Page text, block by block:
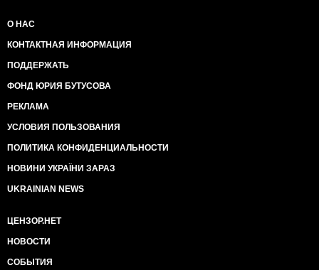
О НАС
КОНТАКТНАЯ ИНФОРМАЦИЯ
ПОДДЕРЖАТЬ
ФОНД ЮРИЯ БУТУСОВА
РЕКЛАМА
УСЛОВИЯ ПОЛЬЗОВАНИЯ
ПОЛИТИКА КОНФИДЕНЦИАЛЬНОСТИ
НОВИНИ УКРАЇНИ ЗАРАЗ
UKRAINIAN NEWS
ЦЕНЗОР.НЕТ
НОВОСТИ
СОБЫТИЯ